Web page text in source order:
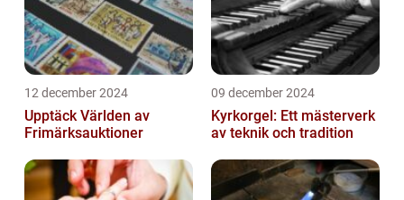
12 december 2024
Upptäck Världen av
Frimärksauktioner
09 december 2024
Kyrkorgel: Ett mästerverk
av teknik och tradition